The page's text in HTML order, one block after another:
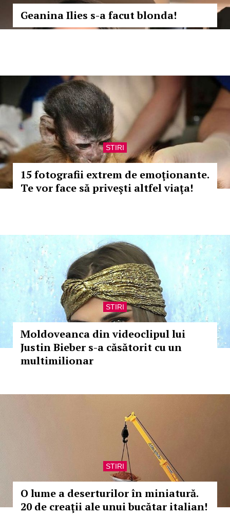
Geanina Ilies s-a facut blonda!
STIRI
15 fotografii extrem de emoţionante.
Te vor face să priveşti altfel viaţa!
STIRI
Moldoveanca din videoclipul lui
Justin Bieber s-a căsătorit cu un
multimilionar
STIRI
O lume a deserturilor în miniatură.
20 de creaţii ale unui bucătar italian!